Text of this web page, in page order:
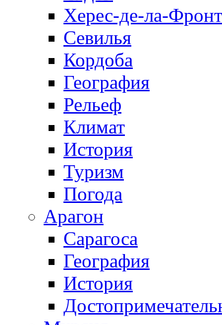
Херес-де-ла-
Севилья
Кордоба
География
Рельеф
Климат
История
Туризм
Погода
Арагон
Сарагоса
География
История